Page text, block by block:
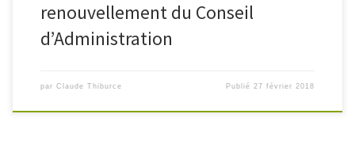
renouvellement du Conseil
d’Administration
par Claude Thiburce Publié27 février 2018